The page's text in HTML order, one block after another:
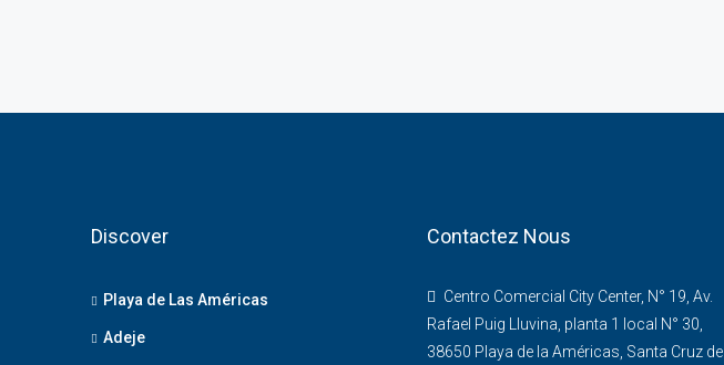
Discover
Playa de Las Américas
Adeje
Contactez Nous
Centro Comercial City Center, N° 19, Av.
Rafael Puig Lluvina, planta 1 local N° 30,
38650 Playa de la Américas, Santa Cruz de